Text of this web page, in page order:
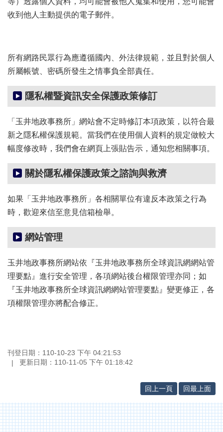
收到他人主動提供的電子郵件。
所有網路民眾行為應遵循國內、外法律規範，並且對於個人
所屬帳號、密碼所發生之情事負全部責任。
隱私權暨資訊安全保護政策修訂
「玉井地政事務所」網站會不定時修訂本項政策，以符合最
新之隱私權保護規範。當我們在使用個人資料的規定做較大
幅度修改時，我們會在網頁上張貼告示，通知您相關事項。
關於隱私權保護政策之諮詢與救濟
如果「玉井地政事務所」各相關單位有違反本政策之行為
時，歡迎來信至意見信箱檢舉。
網站管理
玉井地政事務所網站依『玉井地政事務所全球資訊網網站管
理要點』進行安全管理，各項網站後台權限管理亦同；如
『玉井地政事務所全球資訊網網站管理要點』變更修正，各
項權限管理亦將配合修正。
刊登日期：110-10-23 下午 04:21:53
更新日期：110-11-05 下午 01:18:42
回上一頁 回最上面